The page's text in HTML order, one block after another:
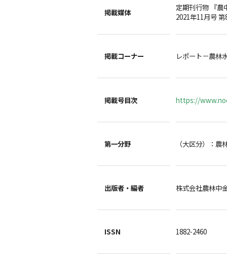
掲載媒体
定期刊行物 『農
2021年11月号
掲載コーナー レポート－農林
掲載号目次 https://
第一分野 （大区分）：
出版者・編者 株式会社農林
ISSN 1882-2460